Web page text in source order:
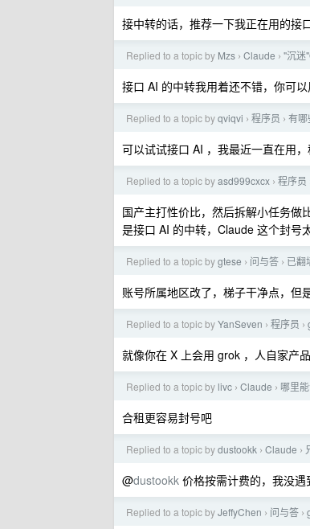
接中转的话，推荐一下我正在用的接
Replied to a topic by Mzs › Claude › "沉迷
接口 AI 的中转我用着还不错，你可
Replied to a topic byqviqvi › 程序员 › 有哪
可以试试接口 AI ，我最近一直在用
Replied to a topic byasd999cxcx › 程序员
国产主打性价比，然后拆解小任务做
是接口 AI 的中转，Claude 这个封号
Replied to a topic bygtese › 问与答 › 已翻
账号所属地区改了，梯子干净点，但
Replied to a topic byYanSeven › 程序员 ›
就像你在 X 上会用 grok ，人自家产品
Replied to a topic by livc › Claude › 哪里
合租更容易封号吧
Replied to a topic bydustookk › Claude ›
@dustookk 价格按需计费的，我没
Replied to a topic byJeffyChen › 问与答 ›